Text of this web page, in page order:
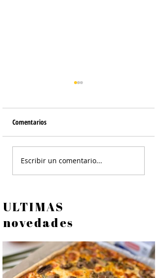
Crackers de Queso
Comentarios
Escribir un comentario...
ULTIMAS
novedades